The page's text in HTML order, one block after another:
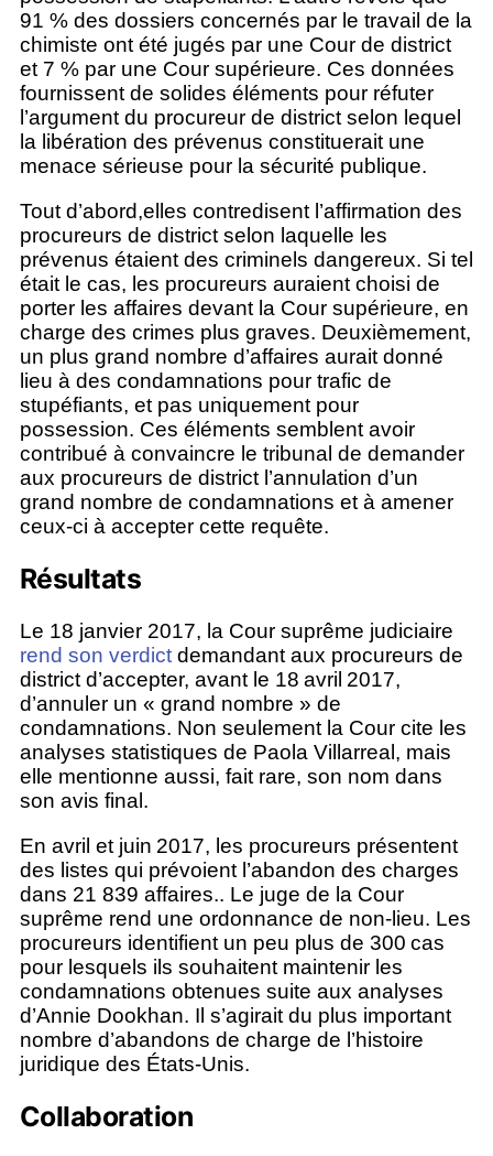
91 % des dossiers concernés par le travail de la
chimiste ont été jugés par une Cour de district
et 7 % par une Cour supérieure. Ces données
fournissent de solides éléments pour réfuter
l’argument du procureur de district selon lequel
la libération des prévenus constituerait une
menace sérieuse pour la sécurité publique.
Tout d’abord,elles contredisent l’affirmation des
procureurs de district selon laquelle les
prévenus étaient des criminels dangereux. Si tel
était le cas, les procureurs auraient choisi de
porter les affaires devant la Cour supérieure, en
charge des crimes plus graves. Deuxièmement,
un plus grand nombre d’affaires aurait donné
lieu à des condamnations pour trafic de
stupéfiants, et pas uniquement pour
possession. Ces éléments semblent avoir
contribué à convaincre le tribunal de demander
aux procureurs de district l’annulation d’un
grand nombre de condamnations et à amener
ceux-ci à accepter cette requête.
Résultats
Le 18 janvier 2017, la Cour suprême judiciaire
rend son verdictdemandant aux procureurs de
district d’accepter, avant le 18 avril 2017,
d’annuler un « grand nombre » de
condamnations. Non seulement la Cour cite les
analyses statistiques de Paola Villarreal, mais
elle mentionne aussi, fait rare, son nom dans
son avis final.
En avril et juin 2017, les procureurs présentent
des listes qui prévoient l’abandon des charges
dans 21 839 affaires.. Le juge de la Cour
suprême rend une ordonnance de non-lieu. Les
procureurs identifient un peu plus de 300 cas
pour lesquels ils souhaitent maintenir les
condamnations obtenues suite aux analyses
d’Annie Dookhan. Il s’agirait du plus important
nombre d’abandons de charge de l’histoire
juridique des États-Unis.
Collaboration